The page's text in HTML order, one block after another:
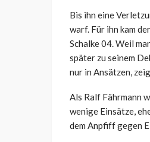
Bis ihn eine
warf. Für ihn kam
Schalke 04. Weil
später zu seinem
nur in Ansätzen,
Als Ralf Fährmann
wenige Einsätze,
dem Anpfiff gegen